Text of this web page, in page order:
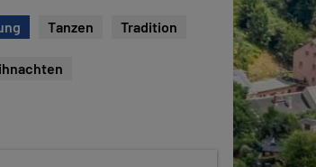
Tanzen Tradition